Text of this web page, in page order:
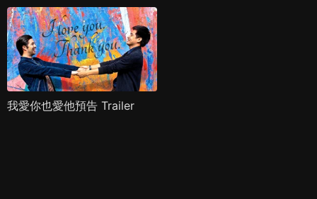
我愛你也愛他預告 Trailer